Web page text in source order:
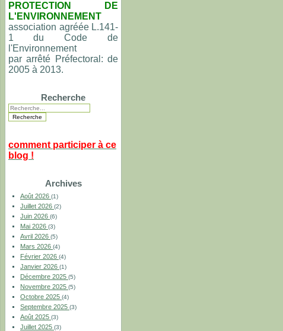
PROTECTION DE
L'ENVIRONNEMENT
association agréée L.141-
1
du Code de
l'Environnement
par arrêté Préfectoral: de
2005 à 2013.
Recherche
comment participer à ce
blog !
Archives
Août 2026 (1)
Juillet 2026 (2)
Juin 2026 (6)
Mai 2026 (3)
Avril 2026 (5)
Mars 2026 (4)
Février 2026 (4)
Janvier 2026 (1)
Décembre 2025 (5)
Novembre 2025 (5)
Octobre 2025 (4)
Septembre 2025 (3)
Août 2025 (3)
Juillet 2025 (3)